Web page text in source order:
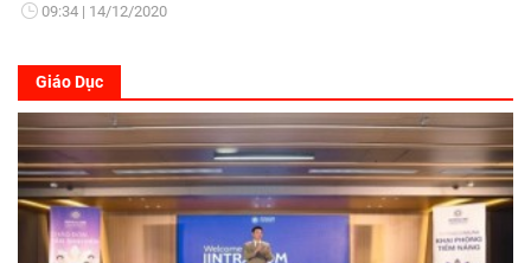
09:34 14/12/2020
Giáo Dục